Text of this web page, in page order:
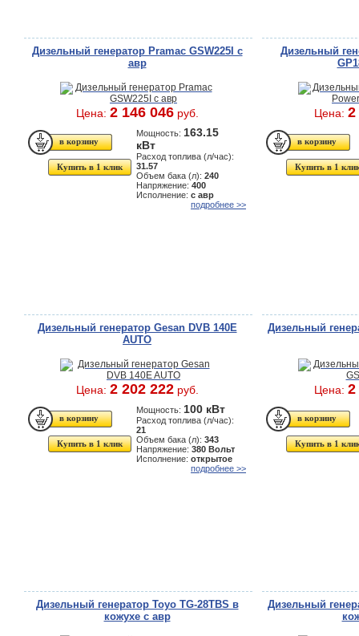
Дизельный генератор Pramac GSW225I с
авр
Цена: 2 146 046руб.
Купить в 1 клик
Мощность: 163.15
кВт
Расход топлива (л/час):
31.57
Объем бака (л): 240
Напряжение: 400
Исполнение: с авр
подробнее >>
Дизельный
Цена: 2
Купить в 1
Дизельный генератор Gesan DVB 140E
AUTO
Цена: 2 202 222руб.
Купить в 1 клик
Мощность: 100 кВт
Расход топлива (л/час):
21
Объем бака (л): 343
Напряжение: 380 Вольт
Исполнение: открытое
подробнее >>
Дизельный
Цена: 2
Купить в 1
Дизельный генератор Toyo TG-28TBS в
кожухе с авр
Дизельный